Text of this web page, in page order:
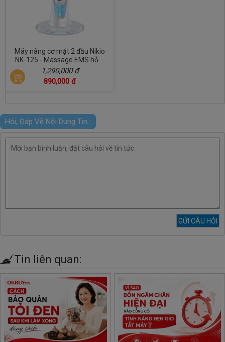
Máy nâng cơ mặt 2 đầu Nikio
NK-125 - Massage EMS hỗ ...
1,290,000 đ
890,000 đ
Hỏi, Đáp Về Nội Dung Tin :
Tin liên quan: